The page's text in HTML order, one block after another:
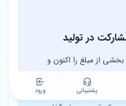
در تولید
از مبلغ را اکنون و
می‌پردازید. قیمت خودرو به
می‌شود. مشارکت در
پشتیبانی ورود